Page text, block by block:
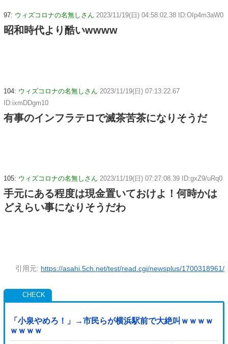
97: ウィズコロナの名無しさん 2023/11/19(日) 04:58:02.38 ID:OIp4m3aW0
昭和時代より酷いwwww
104: ウィズコロナの名無しさん 2023/11/19(日) 07:13:22.67
ID:ixmDDgm10
有事のインフラテロで滅茶苦茶になりそうだ
105: ウィズコロナの名無しさん 2023/11/19(日) 07:27:08.39 ID:gxZ9/uRq0
手元にある程度は現金置いておけよ！何時かは
どえらい事になりそうだわ
引用元: https://asahi.5ch.net/test/read.cgi/newsplus/1700318961/
「小泉やめろ！」→市民らが横浜駅前で大絶叫ｗｗｗｗ
ｗｗｗｗ